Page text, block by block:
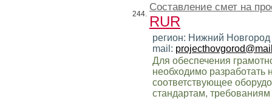
244.
Составление смет на
RUR
регион: Нижний Новгород
mail:
Для обеспечения
необходимо разработать
соответствующее
стандартам,